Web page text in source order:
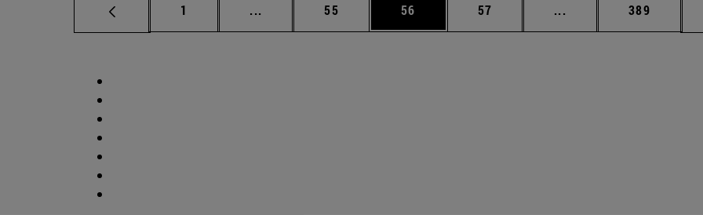
Página
1 ... Páginas intermedias Use TAB para desplazarse.
Página
55 Página
56 Página
57 ... Páginas intermedias
Página
389